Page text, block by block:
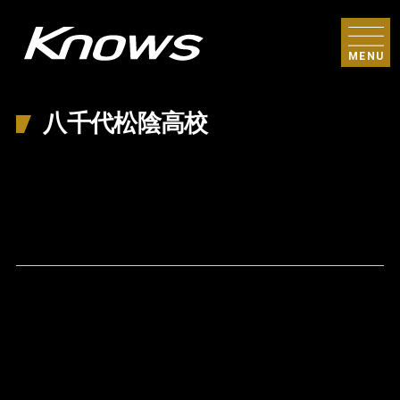
MENU
八千代松陰高校